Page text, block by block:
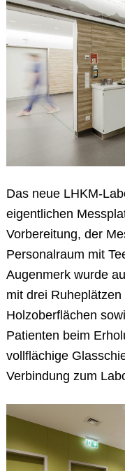
Das neue LHKM-
eigentlichen
Vorbereitung, der
Personalraum mit
Augenmerk wurde
mit drei
Holzoberflächen
Patienten beim
vollflächige
Verbindung zum